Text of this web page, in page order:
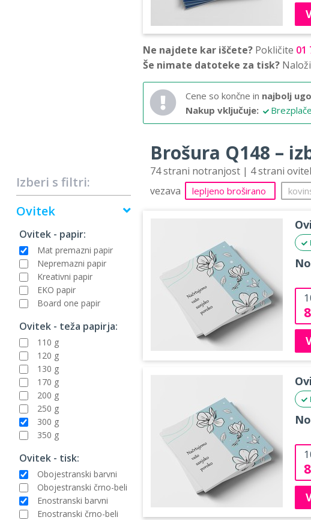
Izberi s filtri:
Ovitek
Ovitek - papir:
Mat premazni papir
Nepremazni papir
Kreativni papir
EKO papir
Board one papir
Ovitek - teža papirja:
110 g
120 g
130 g
170 g
200 g
250 g
300 g
350 g
Ovitek - tisk:
Obojestranski barvni
Obojestranski črno-beli
Enostranski barvni
Enostranski črno-beli
Ne najdete kar iščete? Pokličite 01
Še nimate datoteke za tisk?
Cene so končne in najbolj
Nakup vključuje:
Brošura Q148 –
74 strani notranjost | 4 strani
vezava
lepljeno broširano